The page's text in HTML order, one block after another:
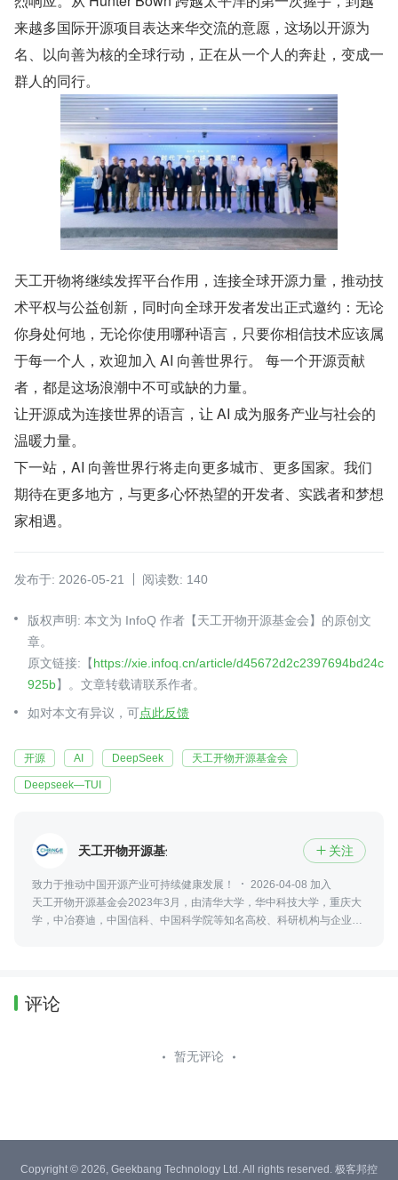
来越多国际开源项目表达来华交流的意愿，这场以开源为
名、以向善为核的全球行动，正在从一个人的奔赴，变成一
群人的同行。
天工开物将继续发挥平台作用，连接全球开源力量，推动技
术平权与公益创新，同时向全球开发者发出正式邀约：无论
你身处何地，无论你使用哪种语言，只要你相信技术应该属
于每一个人，欢迎加入 AI 向善世界行。 每一个开源贡献
者，都是这场浪潮中不可或缺的力量。
让开源成为连接世界的语言，让 AI 成为服务产业与社会的
温暖力量。
下一站，AI 向善世界行将走向更多城市、更多国家。我们
期待在更多地方，与更多心怀热望的开发者、实践者和梦想
家相遇。
发布于: 2026-05-21 阅读数: 140
版权声明: 本文为 InfoQ 作者【天工开物开源基金会】的原创文
章。
原文链接:【https://xie.infoq.cn/article/d45672d2c2397694bd24c
925b】。文章转载请联系作者。
如对本文有异议，可点此反馈
开源 AI DeepSeek 天工开物开源基金会
Deepseek—TUI
天工开物开源基金会  关注
致力于推动中国开源产业可持续健康发展！
2026-04-08 加入
天工开物开源基金会2023年3月，由清华大学，华中科技大学，重庆大
学，中冶赛迪，中国信科、中国科学院等知名高校、科研机构与企业联
评论
暂无评论
Copyright © 2026, Geekbang Technology Ltd. All rights reserved. 极客邦控